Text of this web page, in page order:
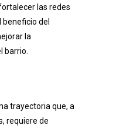
las redes
del
la
barrio.
trayectoria que, a
requiere de